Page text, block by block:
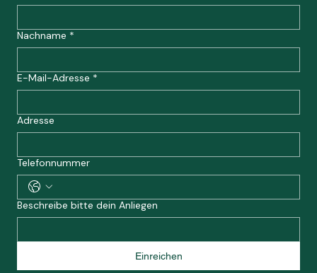
Nachname *
E-Mail-Adresse *
Adresse
Telefonnummer
Beschreibe bitte dein Anliegen
Einreichen